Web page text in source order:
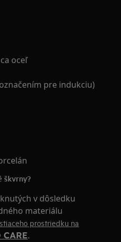
oceľ
pre indukciu)
škvrny?
v dôsledku
materiálu
prostriedku na
.